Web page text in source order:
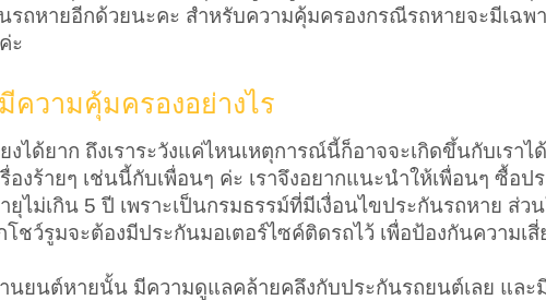
รถหายอีกด้วยนะคะ สำหรับความคุ้มครองกรณีรถหายจะมีเฉพ
ะ
ความคุ้มครองอย่างไร
งได้ยาก ถึงเราระวังแค่ไหนเหตุการณ์นี้ก็อาจจะเกิดขึ้นกับเราไ
องร้ายๆ เช่นนี้กับเพื่อนๆ ค่ะ เราจึงอยากแนะนำให้เพื่อนๆ ซื้อป
ไม่เกิน 5 ปี เพราะเป็นกรมธรรม์ที่มีเงื่อนไขประกันรถหาย ส่ว
ชว์รูมจะต้องมีประกันมอเตอร์ไซค์ติดรถไว้ เพื่อป้องกันความเสี่
นยนต์หายนั้น มีความดูแลคล้ายคลึงกับประกันรถยนต์เลย และ